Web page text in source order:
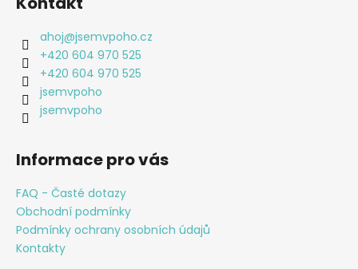
ahoj@jsemvpoho.cz
+420 604 970 525
+420 604 970 525
jsemvpoho
jsemvpoho
Informace pro vás
FAQ - Časté dotazy
Obchodní podmínky
Podmínky ochrany osobních údajů
Kontakty